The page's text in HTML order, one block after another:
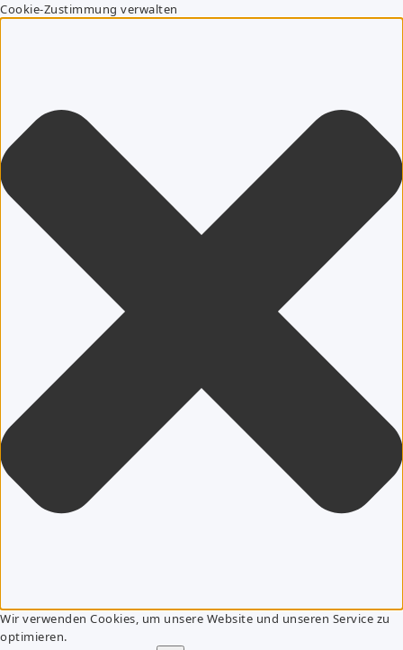
Cookie-Zustimmung verwalten
Wir verwenden Cookies, um unsere Website und unseren Service zu
optimieren.